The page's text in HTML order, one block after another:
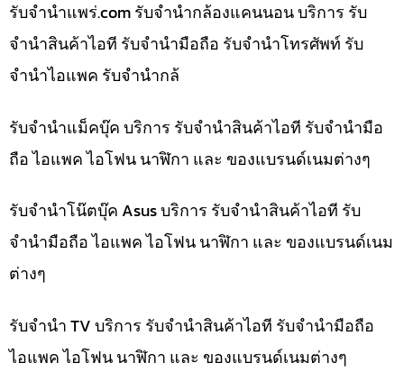
รับจํานําแพร่.com รับจำนำกล้องแคนนอน บริการ รับ
จำนำสินค้าไอที รับจำนำมือถือ รับจำนำโทรศัพท์ รับ
จำนำไอแพค รับจำนำกล้
รับจำนำแม็คบุ๊ค บริการ รับจำนำสินค้าไอที รับจำนำมือ
ถือ ไอแพค ไอโฟน นาฬิกา และ ของแบรนด์เนมต่างๆ
รับจำนำโน๊ตบุ๊ค Asus บริการ รับจำนำสินค้าไอที รับ
จำนำมือถือ ไอแพค ไอโฟน นาฬิกา และ ของแบรนด์เนม
ต่างๆ
รับจำนำ TV บริการ รับจำนำสินค้าไอที รับจำนำมือถือ
ไอแพค ไอโฟน นาฬิกา และ ของแบรนด์เนมต่างๆ